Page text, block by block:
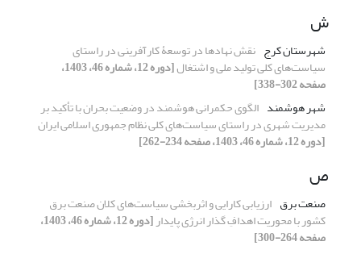
ش
شهرستان کرج نقش نهادها در توسعۀ کارآفرینی در راستای
سیاست‌های کلی تولید ملی و اشتغال [دوره 12، شماره 46، 1403،
صفحه 302-338]
شهر هوشمند الگوی حکمرانی هوشمند در وضعیت بحران با تأکید بر
مدیریت شهری در راستای سیاست‌های کلی نظام جمهوری اسلامی ایران
[دوره 12، شماره 46، 1403، صفحه 234-262]
ص
صنعت برق ارزیابی کارایی و اثربخشی سیاست‌های کلان صنعت برق
کشور با محوریت اهدافِ گذار انرژی پایدار [دوره 12، شماره 46، 1403،
صفحه 264-300]